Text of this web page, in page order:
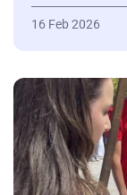
16 Feb 2026